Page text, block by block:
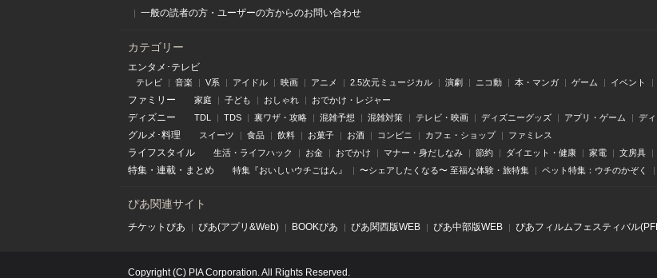
一般の読者の方・ユーザーの方からのお問い合わせ
カテゴリー
エンタメ･テレビ
テレビ 音楽 V系 アイドル 映画 アニメ 2.5次元ミュージカル 演劇 ニコ動 本・マンガ ゲーム イベント
ファミリー 家庭 子ども おしゃれ おでかけ・レジャー
ディズニー TDL TDS 裏ワザ・攻略 混雑予想 混雑対策 テレビ・映画 ディズニーグッズ アプリ・ゲーム デ
グルメ･料理 スイーツ 食品 飲料 お菓子 お酒 コンビニ カフェ・ショップ ファミレス
ライフスタイル 生活・ライフハック お金 おでかけ マナー・身だしなみ 節約 ダイエット・健康 家電 文房具
特集 ・ 連載 ・ まとめ 特集『おいしいウチごはん』 〜シェアしたくなる〜 至福な体験・旅特集 ペット特集：ウチのかぞく
ぴあ関連サイト
チケットぴあ ぴあ(アプリ&Web) BOOKぴあ ぴあ関⻄版WEB ぴあ中部版WEB ぴあフィルムフェスティバル
Copyright (C) PIA Corporation. All Rights Reserved.